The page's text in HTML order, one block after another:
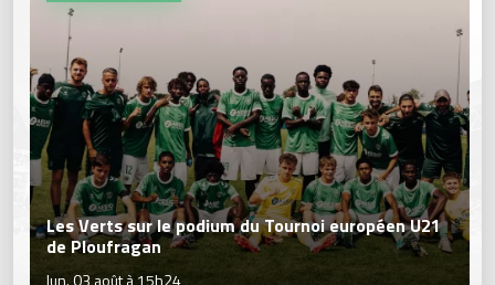
Les Verts sur le podium du Tournoi européen U21
de Ploufragan
lun. 03 août à 15h24